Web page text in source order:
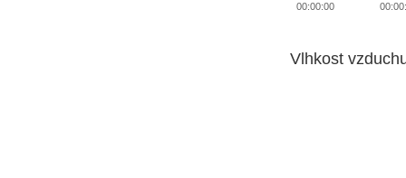
00:00:00
Vlhkost